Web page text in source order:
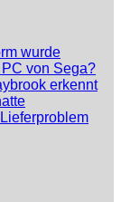
wurde
von Sega?
erkennt